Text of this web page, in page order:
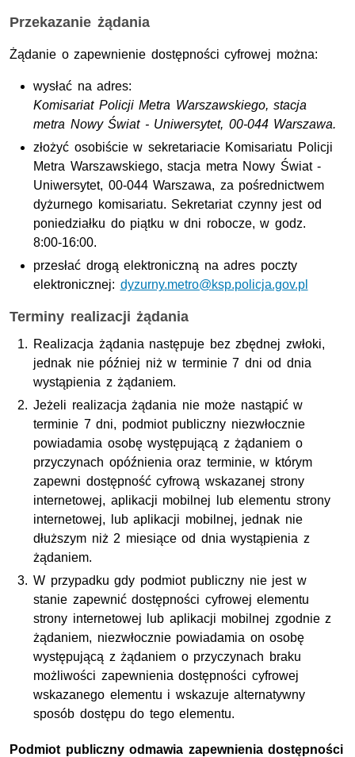
Przekazanie żądania
Żądanie o zapewnienie dostępności cyfrowej można:
wysłać na adres:
Komisariat Policji Metra Warszawskiego, stacja
metra Nowy Świat - Uniwersytet, 00-044 Warszawa.
złożyć osobiście w sekretariacie Komisariatu Policji
Metra Warszawskiego, stacja metra Nowy Świat -
Uniwersytet, 00-044 Warszawa, za pośrednictwem
dyżurnego komisariatu. Sekretariat czynny jestod
poniedziałku do piątku w dni robocze, w godz.
8:00-16:00.
przesłać drogą elektroniczną na adres poczty
elektronicznej: dyzurny.metro@ksp.policja.gov.pl
Terminy realizacji żądania
Realizacja żądania następuje bez zbędnej zwłoki,
jednak nie później niż w terminie 7 dni od dnia
wystąpienia z żądaniem.
Jeżeli realizacja żądania nie może nastąpić w
terminie 7 dni, podmiot publiczny niezwłocznie
powiadamia osobę występującą z żądaniem o
przyczynach opóźnienia oraz terminie, w którym
zapewni dostępność cyfrową wskazanej strony
internetowej, aplikacji mobilnej lub elementu strony
internetowej, lub aplikacji mobilnej, jednak nie
dłuższym niż 2 miesiące od dnia wystąpienia z
żądaniem.
W przypadku gdy podmiot publiczny nie jest w
stanie zapewnić dostępności cyfrowej elementu
strony internetowej lub aplikacji mobilnej zgodnie z
żądaniem, niezwłocznie powiadamia on osobę
występującą z żądaniem o przyczynach braku
możliwości zapewnienia dostępności cyfrowej
wskazanego elementu i wskazuje alternatywny
sposób dostępu do tego elementu.
Podmiot publiczny odmawia zapewnienia dostępności